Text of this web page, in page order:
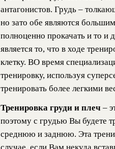
антагонистов. Грудь –
но зато обе являются
полноценно прокачать и то
является то, что в ходе
клетку. ВО время
тренировку, используя
тренировать более легкими
Тренировка груди и плеч –
поэтому с грудью Вы будете
среднюю и заднюю. Эта